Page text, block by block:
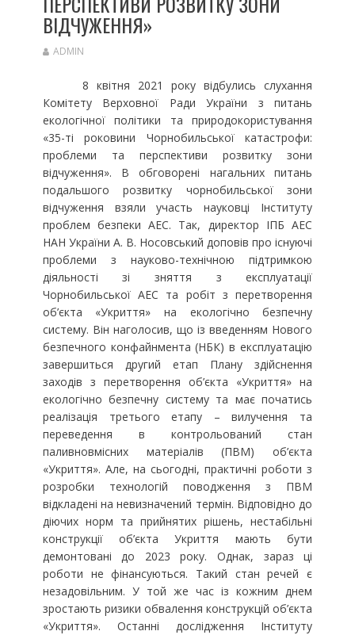
ВІДЧУЖЕННЯ»
ADMIN
8 квітня 2021 року відбулись слухання
Комітету Верховної Ради України з питань
екологічної політики та природокористування
«35-ті роковини Чорнобильської катастрофи:
проблеми та перспективи розвитку зони
відчуження». В обговорені нагальних питань
подальшого розвитку чорнобильської зони
відчуження взяли участь науковці Інституту
проблем безпеки АЕС. Так, директор ІПБ АЕС
НАН України А. В. Носовський доповів про існуючі
проблеми з науково-технічною підтримкою
діяльності зі зняття з експлуатації
Чорнобильської АЕС та робіт з перетворення
об’єкта «Укриття» на екологічно безпечну
систему. Він наголосив, що із введенням Нового
безпечного конфайнмента (НБК) в експлуатацію
завершиться другий етап Плану здійснення
заходів з перетворення об’єкта «Укриття» на
екологічно безпечну систему та має початись
реалізація третього етапу – вилучення та
переведення в контрольований стан
паливновмісних матеріалів (ПВМ) об’єкта
«Укриття». Але, на сьогодні, практичні роботи з
розробки технологій поводження з ПВМ
відкладені на невизначений термін. Відповідно до
діючих норм та прийнятих рішень, нестабільні
конструкції об’єкта Укриття мають бути
демонтовані до 2023 року. Однак, зараз ці
роботи не фінансуються. Такий стан речей є
незадовільним. У той же час із кожним днем
зростають ризики обвалення конструкцій об’єкта
«Укриття». Останні дослідження Інституту